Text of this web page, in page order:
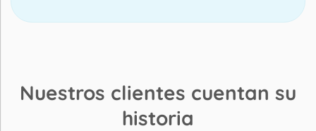
Nuestros clientes cuentan su
historia